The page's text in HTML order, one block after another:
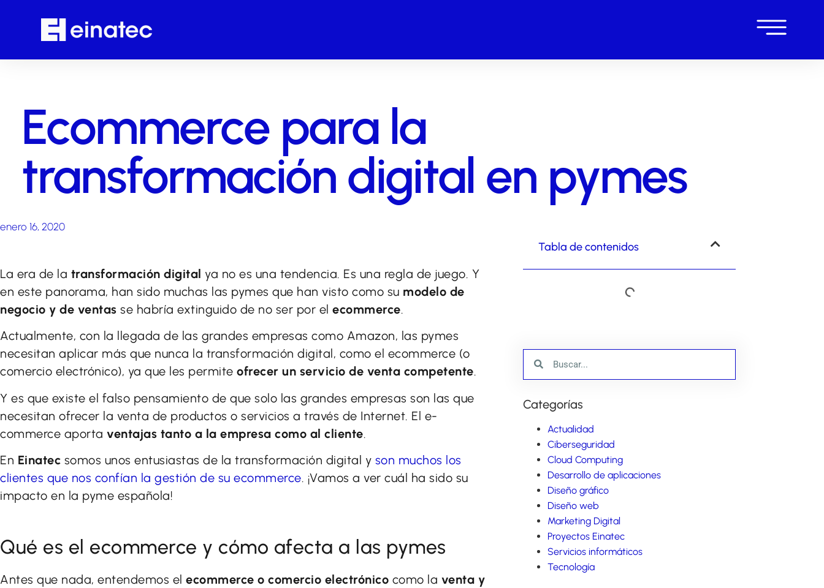
Ecommerce para la
transformación digital en pymes
enero 16, 2020
La era de la transformación digital ya no es una tendencia. Es una regla de juego. Y
en este panorama, han sido muchas las pymes que han visto como su modelo de
negocio y de ventas se habría extinguido de no ser por el ecommerce.
Actualmente, con la llegada de las grandes empresas como Amazon, las pymes
necesitan aplicar más que nunca la transformación digital, como el ecommerce (o
comercio electrónico), ya que les permite ofrecer un servicio de venta competente.
Y es que existe el falso pensamiento de que solo las grandes empresas son las que
necesitan ofrecer la venta de productos o servicios a través de Internet. El e-
commerce aporta ventajas tanto a la empresa como al cliente.
En Einatec somos unos entusiastas de la transformación digital y son muchos los
clientes que nos confían la gestión de su ecommerce. ¡Vamos a ver cuál ha sido su
impacto en la pyme española!
Qué es el ecommerce y cómo afecta a las pymes
Antes que nada, entendemos el ecommerce o comercio electrónico como la venta y
Tabla de contenidos
Categorías
Actualidad
Ciberseguridad
Cloud Computing
Desarrollo de aplicaciones
Diseño gráfico
Diseño web
Marketing Digital
Proyectos Einatec
Servicios informáticos
Tecnología